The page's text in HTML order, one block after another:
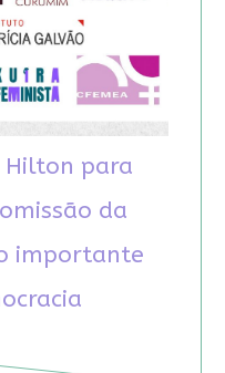
Hilton para
da
importante